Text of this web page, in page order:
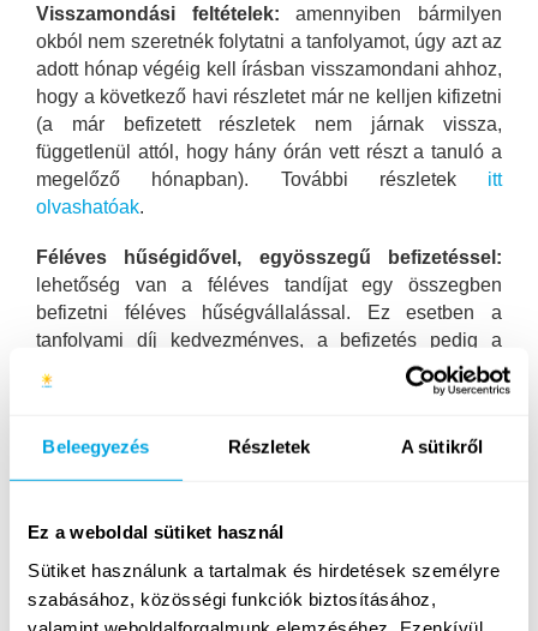
Beleegyezés Részletek A sütikről
Ez a weboldal sütiket használ
Sütiket használunk a tartalmak és hirdetések személyre
szabásához, közösségi funkciók biztosításához,
Visszamondási feltételek: amennyiben bármilyen
okból nem szeretnék folytatni a tanfolyamot, úgy azt az
adott hónap végéig kell írásban visszamondani ahhoz,
hogy a következő havi részletet már ne kelljen kifizetni
(a már befizetett részletek nem járnak vissza,
függetlenül attól, hogy hány órán vett részt a tanuló a
megelőző hónapban). További részletek itt
olvashatóak.
Féléves hűségidővel, egyösszegű befizetéssel:
lehetőség van a féléves tandíjat egy összegben
befizetni féléves hűségvállalással. Ez esetben a
tanfolyami díj kedvezményes, a befizetés pedig a
tanfolyam kezdete előtt történik (az egy hónapra eső
díjat a könnyebb összehasonlíthatóság érdekében
első 3 alkalma egy „próbaidőszaknak” tekinthető,
amely alatt még korlátozás nélkül vissza lehet
alkalmakra szóló díj arányosan visszajár (határidő: a 3.
alkalmat követő munkanapon 17 óráig). Ezt követően
visszavonhatatlanul életbe lép a féléves hűségidő,
visszatérítésre nincsen mód.